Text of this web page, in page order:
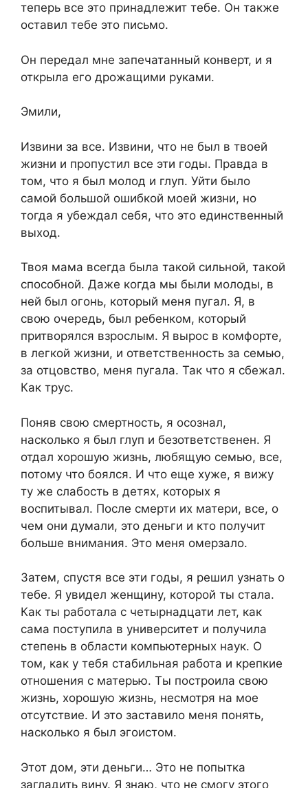
теперь все это принадлежит тебе. Он также
оставил тебе это письмо.
Он передал мне запечатанный конверт, и я
открыла его дрожащими руками.
Эмили,
Извини за все. Извини, что не был в твоей
жизни и пропустил все эти годы. Правда в
том, что я был молод и глуп. Уйти было
самой большой ошибкой моей жизни, но
тогда я убеждал себя, что это единственный
выход.
Твоя мама всегда была такой сильной, такой
способной. Даже когда мы были молоды, в
ней был огонь, который меня пугал. Я, в
свою очередь, был ребенком, который
притворялся взрослым. Я вырос в комфорте,
в легкой жизни, и ответственность за семью,
за отцовство, меня пугала. Так что я сбежал.
Как трус.
Поняв свою смертность, я осознал,
насколько я был глуп и безответственен. Я
отдал хорошую жизнь, любящую семью, все,
потому что боялся. И что еще хуже, я вижу
ту же слабость в детях, которых я
воспитывал. После смерти их матери, все, о
чем они думали, это деньги и кто получит
больше внимания. Это меня омерзало.
Затем, спустя все эти годы, я решил узнать о
тебе. Я увидел женщину, которой ты стала.
Как ты работала с четырнадцати лет, как
сама поступила в университет и получила
степень в области компьютерных наук. О
том, как у тебя стабильная работа и крепкие
отношения с матерью. Ты построила свою
жизнь, хорошую жизнь, несмотря на мое
отсутствие. И это заставило меня понять,
насколько я был эгоистом.
Этот дом, эти деньги… Это не попытка
загладить вину. Я знаю, что не смогу этого